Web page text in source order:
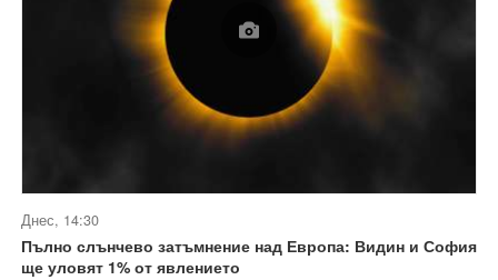
Днес, 14:30
Пълно слънчево затъмнение над Европа: Видин и София
ще уловят 1% от явлението